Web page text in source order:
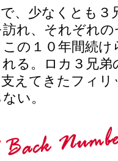
、少なくとも３
れ、それぞれ
の１０年間続
る。ロカ３兄
えてきたフィ
い。